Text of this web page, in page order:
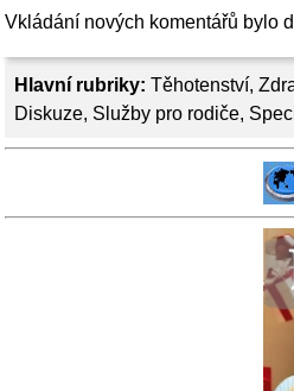
Hlavní rubriky: Těhotenství,
Diskuze, Služby pro rodiče,
Vkládání nových komentářů bylo